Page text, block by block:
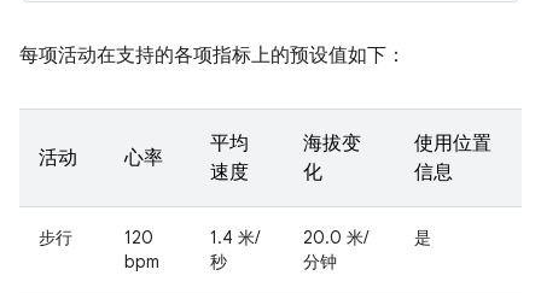
每项活动在支持的各项指标上的预设值如下：
活动 心率
平均
速度
海拔变
化
使用位置
信息
步行
120
bpm
1.4 米/
秒
20.0 米/
分钟
是